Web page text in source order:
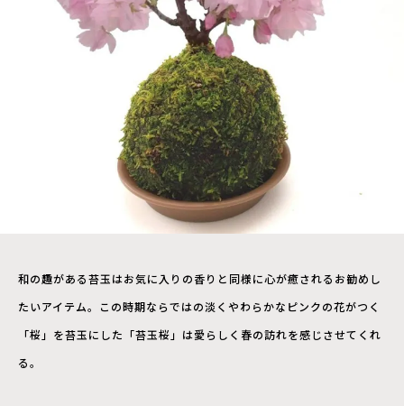
和の趣がある苔玉はお気に入りの香りと同様に心が癒されるお勧めし
たいアイテム。この時期ならではの淡くやわらかなピンクの花がつく
「桜」を苔玉にした「苔玉桜」は愛らしく春の訪れを感じさせてくれ
る。